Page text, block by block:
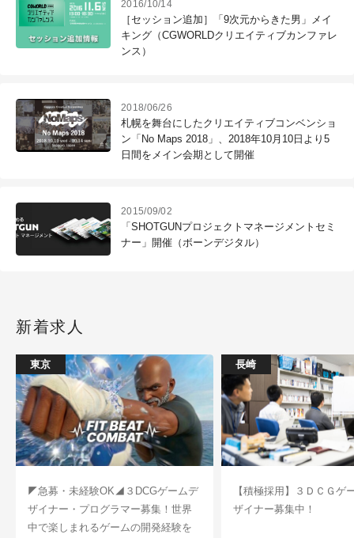
2016/10/14
［セッション追加］「9次元からきた男」メイ
キング（CGWORLDクリエイティブカンファレ
ンス）
2018/06/26
札幌を舞台にしたクリエイティブコンベンショ
ン「No Maps 2018」、2018年10月10日より5
日間をメイン会期として開催
2015/09/02
「SHOTGUNプロジェクトマネージメントセミ
ナー」開催（ボーンデジタル）
新着求人
東京
◤急募・未経験OK◢３DCGゲームデ
ザイナー・プログラマー募集！世界
中で楽しまれるゲームの開発経験を
長崎
【積極採用】３ＤＣＧゲ
ザイナー募集中！